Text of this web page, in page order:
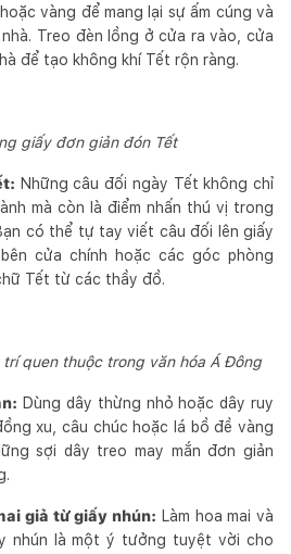
vàng để mang lại sự ấm cúng và
Treo đèn lồng ở cửa ra vào, cửa
để tạo không khí Tết rộn ràng.
giấy đơn giản đón Tết
Những câu đối ngày Tết không chỉ
mà còn là điểm nhấn thú vị trong
có thể tự tay viết câu đối lên giấy
cửa chính hoặc các góc phòng
Tết từ các thầy đồ.
quen thuộc trong văn hóa Á Đông
Dùng dây thừng nhỏ hoặc dây ruy
xu, câu chúc hoặc lá bồ đề vàng
sợi dây treo may mắn đơn giản
giả từ giấy nhún: Làm hoa mai và
nhún là một ý tưởng tuyệt vời cho